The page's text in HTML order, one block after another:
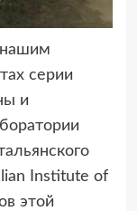
нашим
серии
и
Institute of
этой